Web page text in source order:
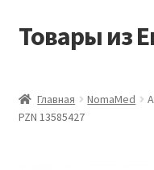
Перейти
Перейти
Товары из
Виды доставки
Главная NomaMed
PZN 13585427